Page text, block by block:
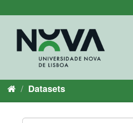
to
Datasets